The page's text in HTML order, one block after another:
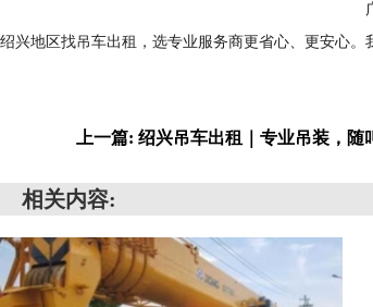
绍兴地区找吊车出租，选专业服务商更省心、更安心
上一篇: 绍兴吊车出租｜专业吊装，随
相关内容: